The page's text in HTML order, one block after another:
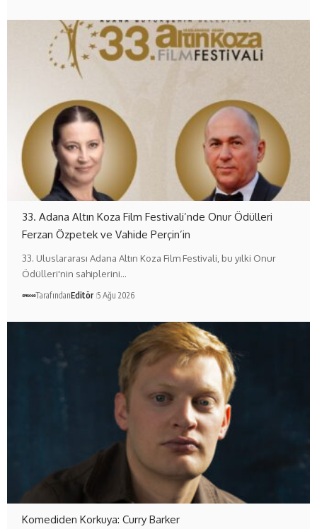
33. Adana Altın Koza Film Festivali’nde Onur Ödülleri
Ferzan Özpetek ve Vahide Perçin’in
33. Uluslararası Adana Altın Koza Film Festivali, bu yılki Onur
Ödülleri'nin sahiplerini…
TarafındanEditör 5 Ağu 2026
Komediden Korkuya: Curry Barker